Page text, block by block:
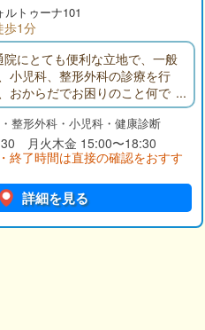
トゥーナ101
歩1分
にとても便利な立地で、一般
小児科、整形外科の診療を行
おからだでお困りのこと何で
と幸いでございます。
整形外科・小児科・健康診断
月火木金 15:00〜18:30
終了時間は直接の確認をおすす
詳細を見る